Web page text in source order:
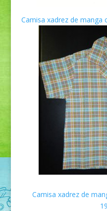
Camisa xadrez de manga
Camisa xadrez de